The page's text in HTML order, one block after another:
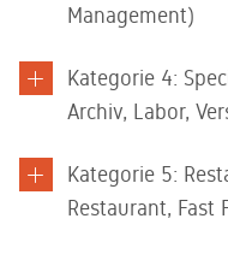
Management)
Kategorie 4:
Archiv, Labor,
Kategorie 5:
Restaurant, Fast